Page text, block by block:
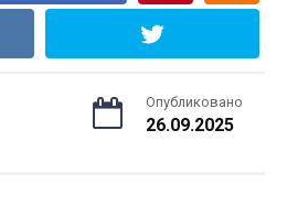
Опубликовано
26.09.2025